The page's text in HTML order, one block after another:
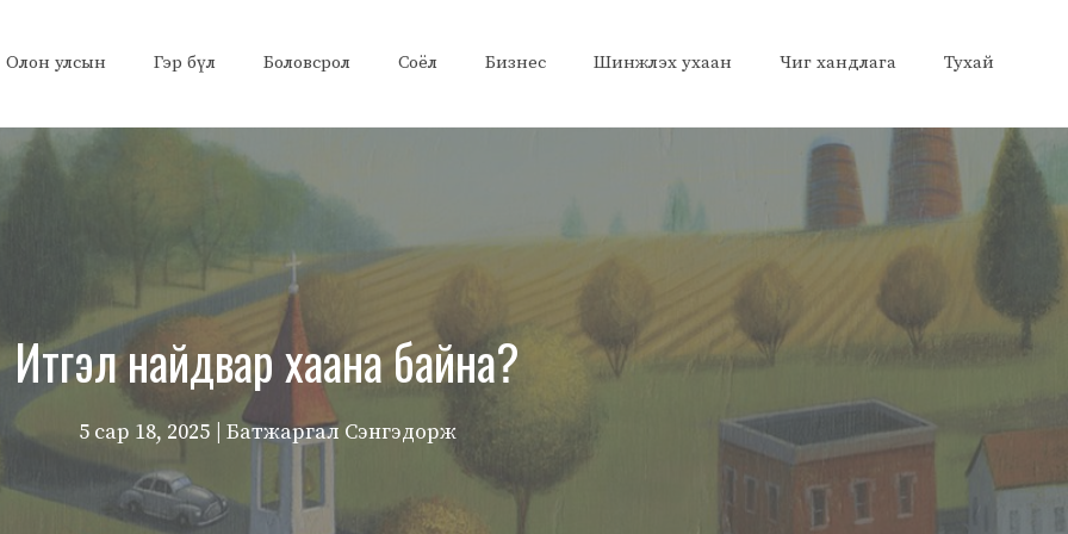
Олон улсын Гэр бүл Боловсрол Соёл Бизнес Шинжлэх ухаан Чиг хандлага Тухай
Итгэл найдвар хаана байна?
5 сар 18, 2025 | Батжаргал Сэнгэдорж